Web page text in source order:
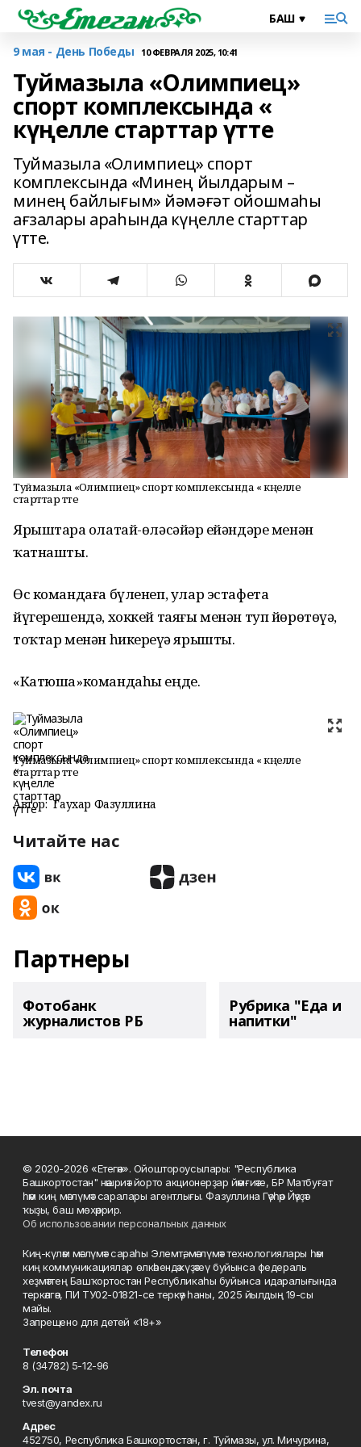
9 мая - День Победы 10 ФЕВРАЛЯ 2025, 10:41
Туймазыла «Олимпиец»
спорт комплексында «
күңелле старттар үтте
Туймазыла «Олимпиец» спорт
комплексында «Минең йылдарым –
минең байлығым» йәмәғәт ойошмаһы
ағзалары араһында күңелле старттар
үтте.
Туймазыла «Олимпиец» спорт комплексында « күңелле
старттар үтте
Ярыштарҙа олатай-өләсәйҙәр ейәндәре менән
ҡатнашты.
Өс командаға бүленеп, улар эстафета
йүгерешендә, хоккей таяғы менән туп йөрөтөүҙә,
тоҡтар менән һикереүҙә ярышты.
«Катюша»командаһы еңде.
Туймазыла «Олимпиец» спорт комплексында « күңелле
старттар үтте
Автор: Гаухар Фазуллина
Читайте нас
Партнеры
Фотобанк
журналистов РБ
Рубрика "Еда и
напитки"
© 2020-2026 «Етегән». Ойоштороусылары: "Республика
Башкортостан" нәшриәт йорто акционерҙар йәмғиәте, БР Матбуғат
һәм киң мәғлүмәт саралары агентлығы. Фазуллина Гәүһәр Йәүҙәт
ҡыҙы, баш мөхәррир.
Об использовании персональных данных
Киң-күләм мәғлүмәт сараһы Элемтә, мәғлүмәт технологиялары һәм
киң коммуникациялар өлкәһендә күҙәтеү буйынса федераль
хеҙмәттең Башҡортостан Республикаһы буйынса идаралығында
теркәлгән, ПИ ТУ02-01821-се теркәү һаны, 2025 йылдың 19-сы
майы.
Запрещено для детей «18+»
Телефон
8 (34782) 5-12-96
Эл. почта
tvest@yandex.ru
Адрес
452750, Республика Башкортостан, г. Туймазы, ул. Мичурина,